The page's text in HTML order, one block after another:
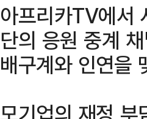
아프리카TV에서
단의 응원 중계
배구계와 인연을
모기업의 재정 부